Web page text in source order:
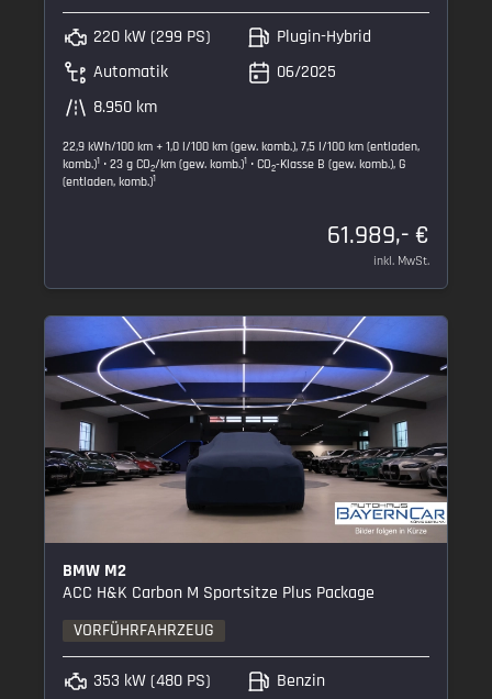
220 kW (299 PS)
Automatik
8.950 km
Plugin-Hybrid
06/2025
22,9 kWh/100 km + 1,0 l/100 km (gew. komb.), 7,5 l/100 km (entladen,
komb.)1 • 23 g CO2/km (gew. komb.)1 • CO2-Klasse B (gew. komb.), G
(entladen, komb.)1
61.989,- €
inkl. MwSt.
BMW M2
ACC H&K Carbon M Sportsitze Plus Package
VORFÜHRFAHRZEUG
353 kW (480 PS)
Benzin